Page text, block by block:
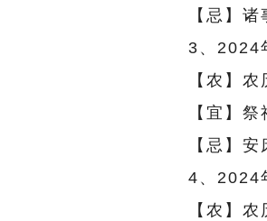
【忌】诸
3、2024
【农】
【宜】
【忌】
4、2024
【农】